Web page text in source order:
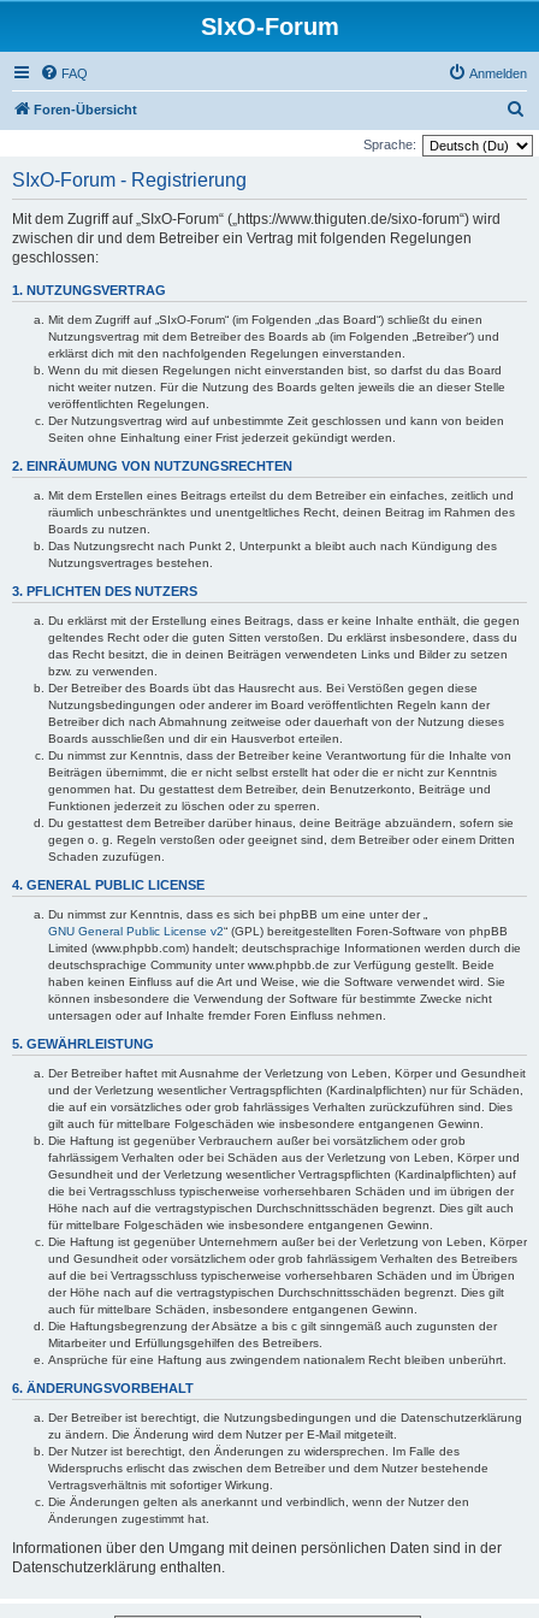
SIxO-Forum
FAQ Anmelden
Foren-Übersicht
u
Sprache:
SIxO-Forum - Registrierung
Mit dem Zugriff auf „SIxO-Forum“ („https://www.thiguten.de/sixo-forum“) wird
zwischen dir und dem Betreiber ein Vertrag mit folgenden Regelungen
geschlossen:
1. NUTZUNGSVERTRAG
Mit dem Zugriff auf „SIxO-Forum“ (im Folgenden „das Board“) schließt du einen
Nutzungsvertrag mit dem Betreiber des Boards ab (im Folgenden „Betreiber“) und
erklärst dich mit den nachfolgenden Regelungen einverstanden.
Wenn du mit diesen Regelungen nicht einverstanden bist, so darfst du das Board
nicht weiter nutzen. Für die Nutzung des Boards gelten jeweils die an dieser Stelle
veröffentlichten Regelungen.
Der Nutzungsvertrag wird auf unbestimmte Zeit geschlossen und kann von beiden
Seiten ohne Einhaltung einer Frist jederzeit gekündigt werden.
2. EINRÄUMUNG VON NUTZUNGSRECHTEN
Mit dem Erstellen eines Beitrags erteilst du dem Betreiber ein einfaches, zeitlich und
räumlich unbeschränktes und unentgeltliches Recht, deinen Beitrag im Rahmen des
Boards zu nutzen.
Das Nutzungsrecht nach Punkt 2, Unterpunkt a bleibt auch nach Kündigung des
Nutzungsvertrages bestehen.
3. PFLICHTEN DES NUTZERS
Du erklärst mit der Erstellung eines Beitrags, dass er keine Inhalte enthält, die gegen
geltendes Recht oder die guten Sitten verstoßen. Du erklärst insbesondere, dass du
das Recht besitzt, die in deinen Beiträgen verwendeten Links und Bilder zu setzen
bzw. zu verwenden.
Der Betreiber des Boards übt das Hausrecht aus. Bei Verstößen gegen diese
Nutzungsbedingungen oder anderer im Board veröffentlichten Regeln kann der
Betreiber dich nach Abmahnung zeitweise oder dauerhaft von der Nutzung dieses
Boards ausschließen und dir ein Hausverbot erteilen.
Du nimmst zur Kenntnis, dass der Betreiber keine Verantwortung für die Inhalte von
Beiträgen übernimmt, die er nicht selbst erstellt hat oder die er nicht zur Kenntnis
genommen hat. Du gestattest dem Betreiber, dein Benutzerkonto, Beiträge und
Funktionen jederzeit zu löschen oder zu sperren.
Du gestattest dem Betreiber darüber hinaus, deine Beiträge abzuändern, sofern sie
gegen o. g. Regeln verstoßen oder geeignet sind, dem Betreiber oder einem Dritten
Schaden zuzufügen.
4. GENERAL PUBLIC LICENSE
Du nimmst zur Kenntnis, dass es sich bei phpBB um eine unter der „
GNU General Public License v2“ (GPL) bereitgestellten Foren-Software von phpBB
Limited (www.phpbb.com) handelt; deutschsprachige Informationen werden durch die
deutschsprachige Community unter www.phpbb.de zur Verfügung gestellt. Beide
haben keinen Einfluss auf die Art und Weise, wie die Software verwendet wird. Sie
können insbesondere die Verwendung der Software für bestimmte Zwecke nicht
untersagen oder auf Inhalte fremder Foren Einfluss nehmen.
5. GEWÄHRLEISTUNG
Der Betreiber haftet mit Ausnahme der Verletzung von Leben, Körper und Gesundheit
und der Verletzung wesentlicher Vertragspflichten (Kardinalpflichten) nur für Schäden,
die auf ein vorsätzliches oder grob fahrlässiges Verhalten zurückzuführen sind. Dies
gilt auch für mittelbare Folgeschäden wie insbesondere entgangenen Gewinn.
Die Haftung ist gegenüber Verbrauchern außer bei vorsätzlichem oder grob
fahrlässigem Verhalten oder bei Schäden aus der Verletzung von Leben, Körper und
Gesundheit und der Verletzung wesentlicher Vertragspflichten (Kardinalpflichten) auf
die bei Vertragsschluss typischerweise vorhersehbaren Schäden und im übrigen der
Höhe nach auf die vertragstypischen Durchschnittsschäden begrenzt. Dies gilt auch
für mittelbare Folgeschäden wie insbesondere entgangenen Gewinn.
Die Haftung ist gegenüber Unternehmern außer bei der Verletzung von Leben, Körper
und Gesundheit oder vorsätzlichem oder grob fahrlässigem Verhalten des Betreibers
auf die bei Vertragsschluss typischerweise vorhersehbaren Schäden und im Übrigen
der Höhe nach auf die vertragstypischen Durchschnittsschäden begrenzt. Dies gilt
auch für mittelbare Schäden, insbesondere entgangenen Gewinn.
Die Haftungsbegrenzung der Absätze a bis c gilt sinngemäß auch zugunsten der
Mitarbeiter und Erfüllungsgehilfen des Betreibers.
Ansprüche für eine Haftung aus zwingendem nationalem Recht bleiben unberührt.
6. ÄNDERUNGSVORBEHALT
Der Betreiber ist berechtigt, die Nutzungsbedingungen und die Datenschutzerklärung
zu ändern. Die Änderung wird dem Nutzer per E-Mail mitgeteilt.
Der Nutzer ist berechtigt, den Änderungen zu widersprechen. Im Falle des
Widerspruchs erlischt das zwischen dem Betreiber und dem Nutzer bestehende
Vertragsverhältnis mit sofortiger Wirkung.
Die Änderungen gelten als anerkannt und verbindlich, wenn der Nutzer den
Änderungen zugestimmt hat.
Informationen über den Umgang mit deinen persönlichen Daten sind in der
Datenschutzerklärung enthalten.